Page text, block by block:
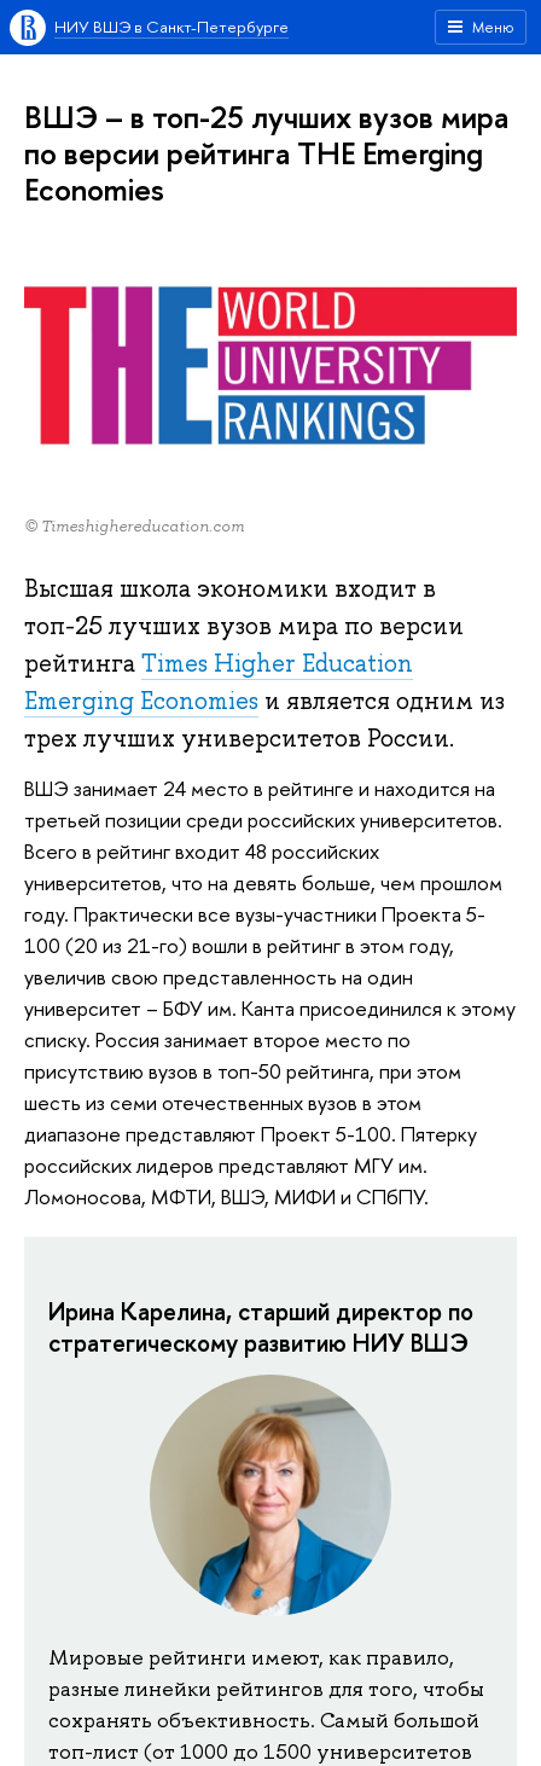
Меню
НИУ ВШЭ в Санкт-Петербурге
ВШЭ – в топ-25 лучших вузов мира
по версии рейтинга ТНЕ Emerging
Economies
© Timeshighereducation.com
Высшая школа экономики входит в
топ-25 лучших вузов мира по версии
рейтингаTimes Higher Education
Emerging Economies и является одним из
трех лучших университетов России.
ВШЭ занимает 24 место в рейтинге и находится на
третьей позиции среди российских университетов.
Всего в рейтинг входит 48 российских
университетов, что на девять больше, чем прошлом
году. Практически все вузы-участники Проекта 5-
100 (20 из 21-го) вошли в рейтинг в этом году,
увеличив свою представленность на один
университет – БФУ им. Канта присоединился к этому
списку. Россия занимает второе место по
присутствию вузов в топ-50 рейтинга, при этом
шесть из семи отечественных вузов в этом
диапазоне представляют Проект 5-100. Пятерку
российских лидеров представляют МГУ им.
Ломоносова, МФТИ, ВШЭ, МИФИ и СПбПУ.
Ирина Карелина, старший директор по
стратегическому развитию НИУ ВШЭ
Мировые рейтинги имеют, как правило,
разные линейки рейтингов для того, чтобы
сохранять объективность. Самый большой
топ-лист (от 1000 до 1500 университетов